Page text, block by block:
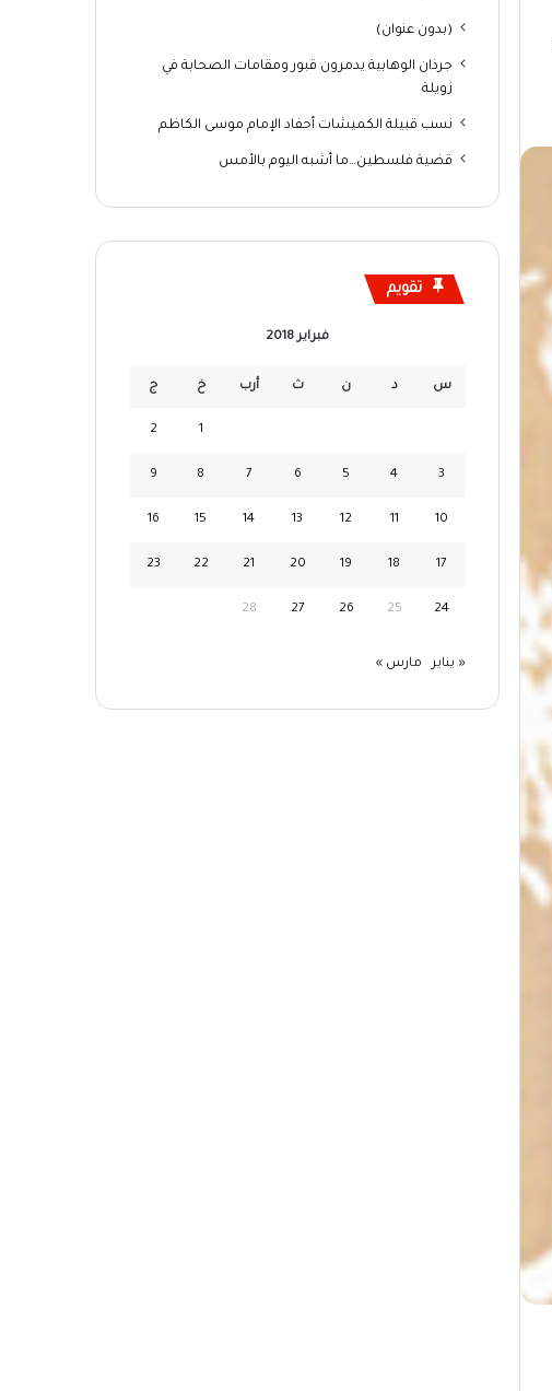
(بدون عنوان)
جرذان الوهابية يدمرون قبور ومقامات الصحابة في
زويلة
نسب قبيلة الكميشات أحفاد الإمام موسى الكاظم
قضية فلسطين…ما أشبه اليوم بالأمس
تقويم
فبراير 2018
س د ن ث أرب خ ج
1
2
3
4
5
6
7
8
9
10
11
12
13
14
15
16
17
18
19
20
21
22
23
24
25
26
27
28
« يناير مارس »